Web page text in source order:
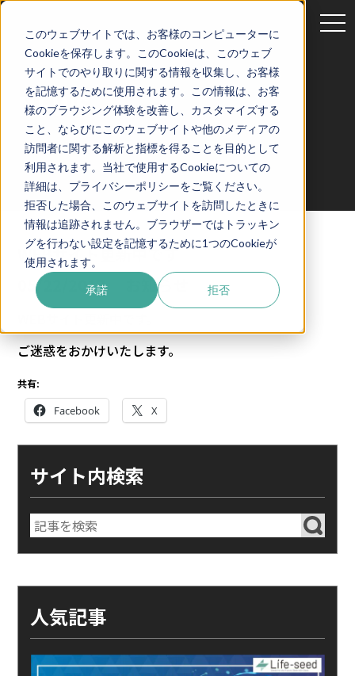
このウェブサイトでは、お客様のコンピューターに
Cookieを保存します。このCookieは、このウェブ
サイトでのやり取りに関する情報を収集し、お客様
を記憶するために使用されます。この情報は、お客
様のブラウジング体験を改善し、カスタマイズする
こと、ならびにこのウェブサイトや他のメディアの
訪問者に関する解析と指標を得ることを目的として
利用されます。当社で使用するCookieについての
詳細は、プライバシーポリシーをご覧ください。
拒否した場合、このウェブサイトを訪問したときに
情報は追跡されません。ブラウザーではトラッキン
グを行わない設定を記憶するために1つのCookieが
使用されます。
承諾 拒否
NEWS
WEBサイト更新中です
05/22/2017
お知らせ
ご迷惑をおかけいたします。
共有:
Facebook X
サイト内検索
人気記事